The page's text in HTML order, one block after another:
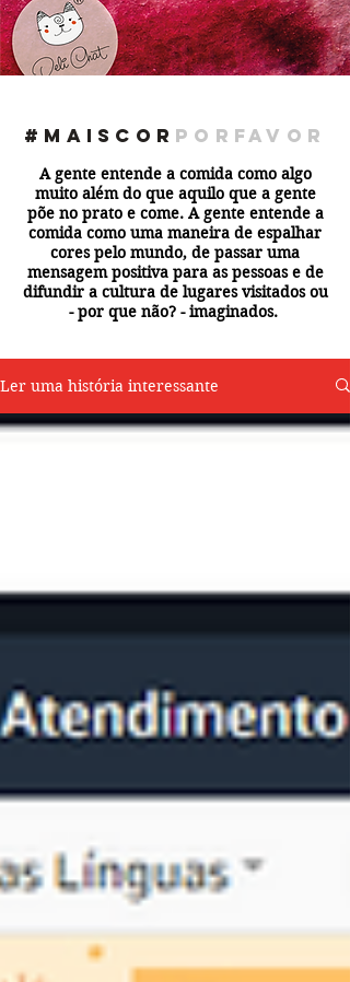
#maiscor porfavor
A gente entende a comida como algo
muito além do que aquilo que a gente
põe no prato e come. A gente entende a
comida como uma maneira de espalhar
cores pelo mundo, de passar uma
mensagem positiva para as pessoas e de
difundir a cultura de lugares visitados ou
- por que não? - imaginados.
Ler uma história interessante